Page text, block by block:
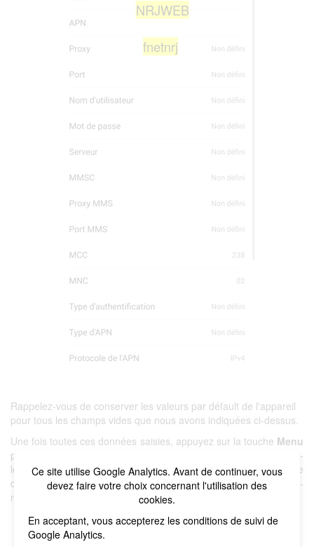
Ce site utilise Google Analytics. Avant de continuer, vous
devez faire votre choix concernant l'utilisation des
cookies.
En acceptant, vous accepterez les conditions de suivi de
Google Analytics.
fnetnrj
NRJWEB
Rappelez-vous de conserver les valeurs par défault de l'appareil
pour tous les champs vides que nous avons indiquées ci-dessus.
Une fois toutes ces données saisies, appuyez sur la touche Menu
puis
. Si vous avez créé un nouvel APN, sélectionnez-
le. Enfin, le téléphone mobile bénéficiera à nouveau d'une
couverture de données afin de pouvoir naviguer, gérer ses e-
mails et utiliser les applications nécessitant une connexion.